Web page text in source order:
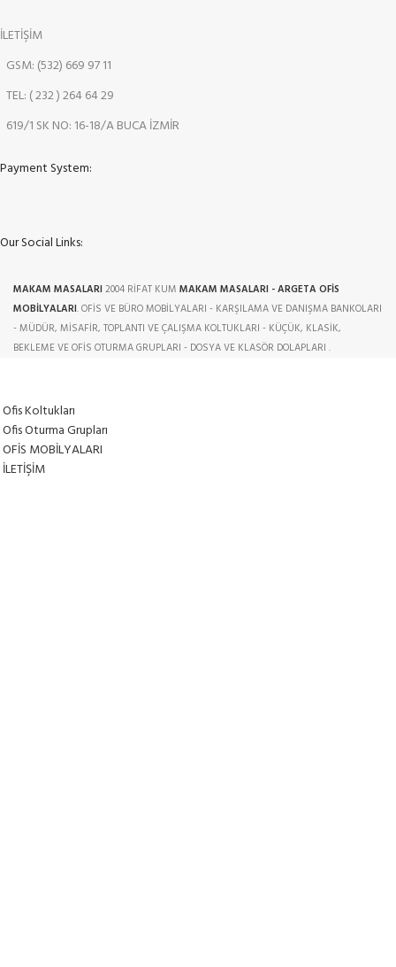
İLETİŞİM
GSM: (532) 669 97 11
TEL: ( 232 ) 264 64 29
619/1 SK NO: 16-18/A BUCA İZMİR
Payment System:
Our Social Links:
MAKAM MASALARI 2004 RİFAT KUM MAKAM MASALARI - ARGETA OFİS
MOBİLYALARI. OFİS VE BÜRO MOBİLYALARI - KARŞILAMA VE DANIŞMA BANKOLARI
- MÜDÜR, MİSAFİR, TOPLANTI VE ÇALIŞMA KOLTUKLARI - KÜÇÜK, KLASİK,
BEKLEME VE OFİS OTURMA GRUPLARI - DOSYA VE KLASÖR DOLAPLARI .
Ofis Koltukları
Ofis Oturma Grupları
OFİS MOBİLYALARI
İLETİŞİM